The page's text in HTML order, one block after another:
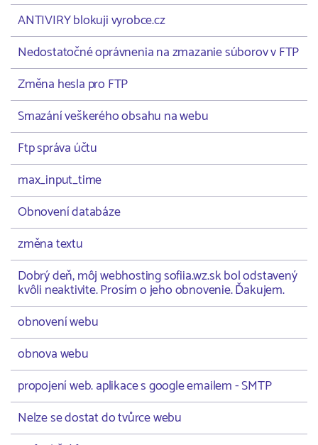
ANTIVIRY blokuji vyrobce.cz
Nedostatočné oprávnenia na zmazanie súborov v FTP
Změna hesla pro FTP
Smazání veškerého obsahu na webu
Ftp správa účtu
max_input_time
Obnovení databáze
změna textu
Dobrý deň, môj webhosting sofiia.wz.sk bol odstavený
kvôli neaktivite. Prosím o jeho obnovenie. Ďakujem.
obnovení webu
obnova webu
propojení web. aplikace s google emailem - SMTP
Nelze se dostat do tvůrce webu